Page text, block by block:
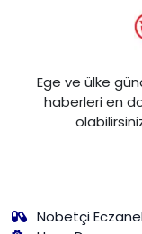
Ege ve ülke
haberleri en
Nöbetçi